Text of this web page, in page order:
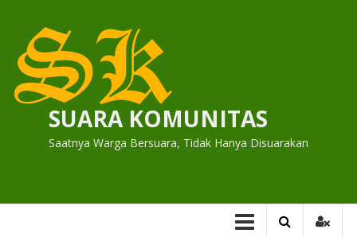
content
SUARA KOMUNITAS
Saatnya Warga Bersuara, Tidak Hanya Disuarakan